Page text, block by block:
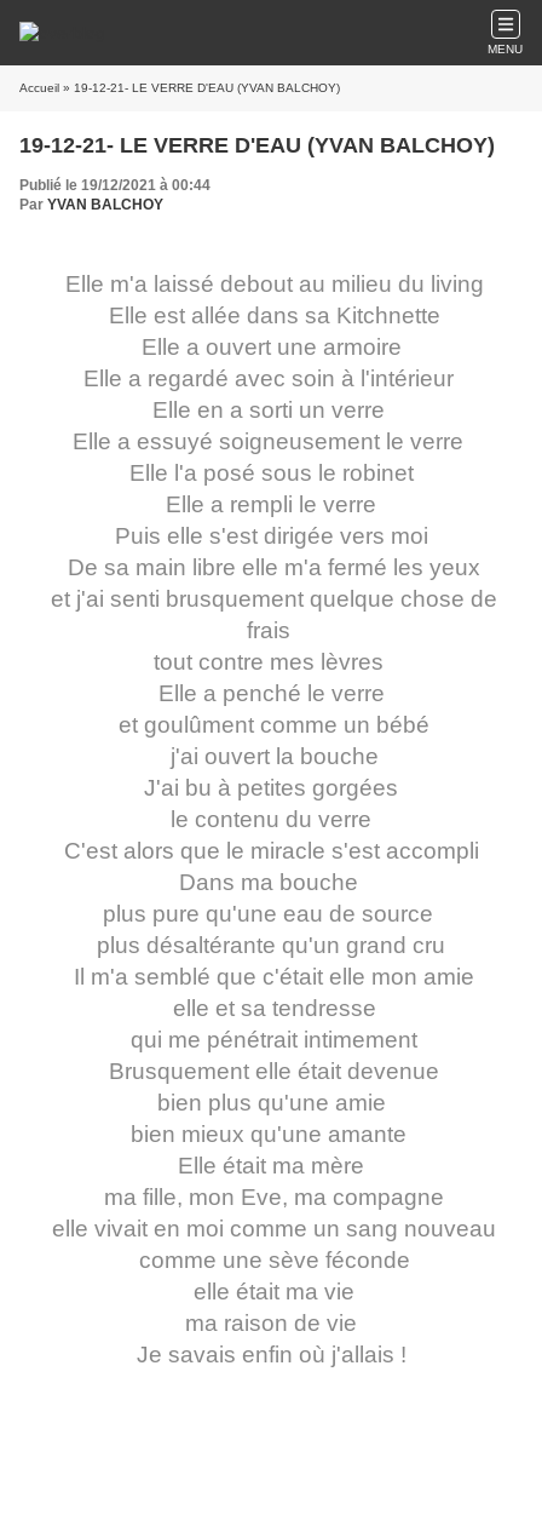
MENU
Accueil » 19-12-21- LE VERRE D'EAU (YVAN BALCHOY)
19-12-21- LE VERRE D'EAU (YVAN BALCHOY)
Publié le 19/12/2021 à 00:44
Par YVAN BALCHOY
Elle m'a laissé debout au milieu du living
Elle est allée dans sa Kitchnette
Elle a ouvert une armoire
Elle a regardé avec soin à l'intérieur
Elle en a sorti un verre
Elle a essuyé soigneusement le verre
Elle l'a posé sous le robinet
Elle a rempli le verre
Puis elle s'est dirigée vers moi
De sa main libre elle m'a fermé les yeux
et j'ai senti brusquement quelque chose de
frais
tout contre mes lèvres
Elle a penché le verre
et goulûment comme un bébé
j'ai ouvert la bouche
J'ai bu à petites gorgées
le contenu du verre
C'est alors que le miracle s'est accompli
Dans ma bouche
plus pure qu'une eau de source
plus désaltérante qu'un grand cru
Il m'a semblé que c'était elle mon amie
elle et sa tendresse
qui me pénétrait intimement
Brusquement elle était devenue
bien plus qu'une amie
bien mieux qu'une amante
Elle était ma mère
ma fille, mon Eve, ma compagne
elle vivait en moi comme un sang nouveau
comme une sève féconde
elle était ma vie
ma raison de vie
Je savais enfin où j'allais !